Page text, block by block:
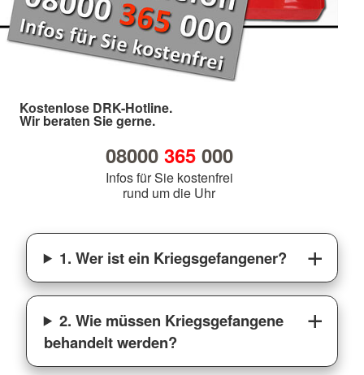
Kostenlose DRK-Hotline.
Wir beraten Sie gerne.
08000 365000
Infos für Sie kostenfrei
rund um die Uhr
1. Wer ist ein Kriegsgefangener?
2. Wie müssen Kriegsgefangene
behandelt werden?